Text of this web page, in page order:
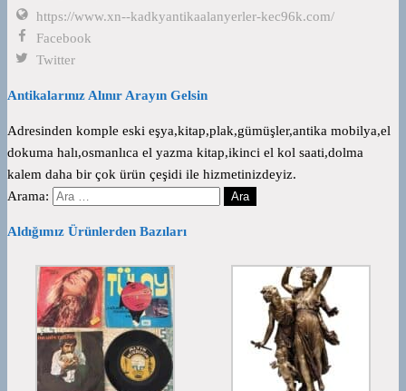
https://www.xn--kadkyantikaalanyerler-kec96k.com/
Facebook
Twitter
Antikalarınız Alınır Arayın Gelsin
Adresinden komple eski eşya,kitap,plak,gümüşler,antika mobilya,el
dokuma halı,osmanlıca el yazma kitap,ikinci el kol saati,dolma
kalem daha bir çok ürün çeşidi ile hizmetinizdeyiz.
Arama:
Aldığımız Ürünlerden Bazıları